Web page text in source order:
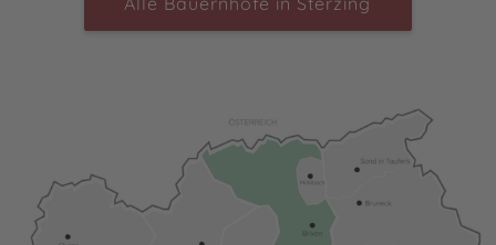
wundervollen Einkaufsstraße laden zu einem
bäuerliche Kultur und Tradition kennen, sondern genieße
ebenso die Vielfältigkeit der Stadt. Erkunde den
Zwölferturm, das Multscher- und Stadtmuseum, die
Burgen Sprechenstein und Reifenstein, die
Wallfahrtskirche Maria Trens oder das Denkmal des